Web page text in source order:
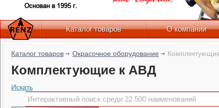
Каталог товаров О компании
Каталог товаров Окрасочное оборудование
Комплектующие к АВД
Искать